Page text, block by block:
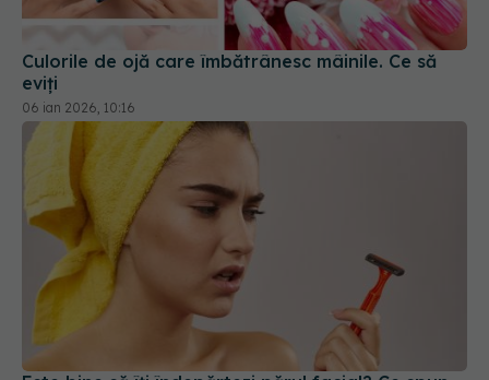
Culorile de ojă care îmbătrânesc mâinile. Ce să
eviți
06 ian 2026, 10:16